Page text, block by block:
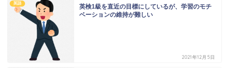
英語
英検1級を直近の目標にしているが、学習のモチ
ベーションの維持が難しい
2021年12月5日